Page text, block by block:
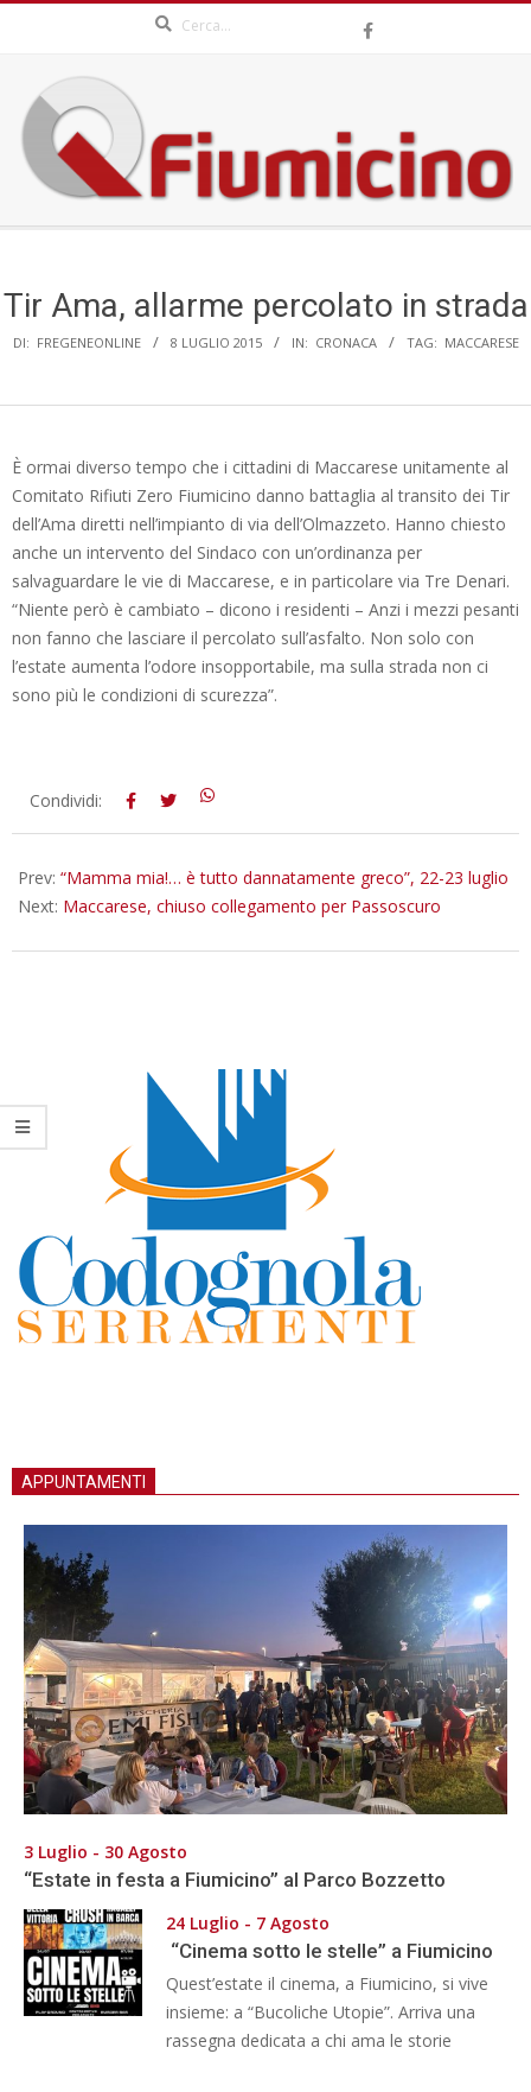
content
QFIUMICINO.COM
Menu
Tir Ama, allarme percolato in strada
DI: FREGENEONLINE 8 LUGLIO 2015 IN: CRONACA TAG: MACCARESE
È ormai diverso tempo che i cittadini di Maccarese unitamente al
Comitato Rifiuti Zero Fiumicino danno battaglia al transito dei Tir
dell’Ama diretti nell’impianto di via dell’Olmazzeto. Hanno chiesto
anche un intervento del Sindaco con un’ordinanza per
salvaguardare le vie di Maccarese, e in particolare via Tre Denari.
“Niente però è cambiato – dicono i residenti – Anzi i mezzi pesanti
non fanno che lasciare il percolato sull’asfalto. Non solo con
l’estate aumenta l’odore insopportabile, ma sulla strada non ci
sono più le condizioni di scurezza”.
2015-
Condividi:
Prev: “Mamma mia!… è tutto dannatamente greco”, 22-23 luglio
Next: Maccarese, chiuso collegamento per Passoscuro
APPUNTAMENTI
3 Luglio - 30 Agosto
“Estate in festa a Fiumicino” al Parco Bozzetto
24 Luglio - 7 Agosto
“Cinema sotto le stelle” a Fiumicino
Quest’estate il cinema, a Fiumicino, si vive
insieme: a “Bucoliche Utopie”. Arriva una
rassegna dedicata a chi ama le storie